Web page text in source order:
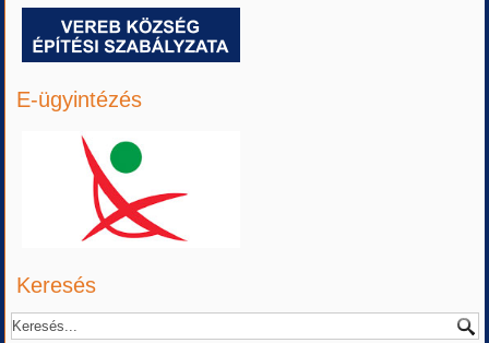
E-ügyintézés
Keresés